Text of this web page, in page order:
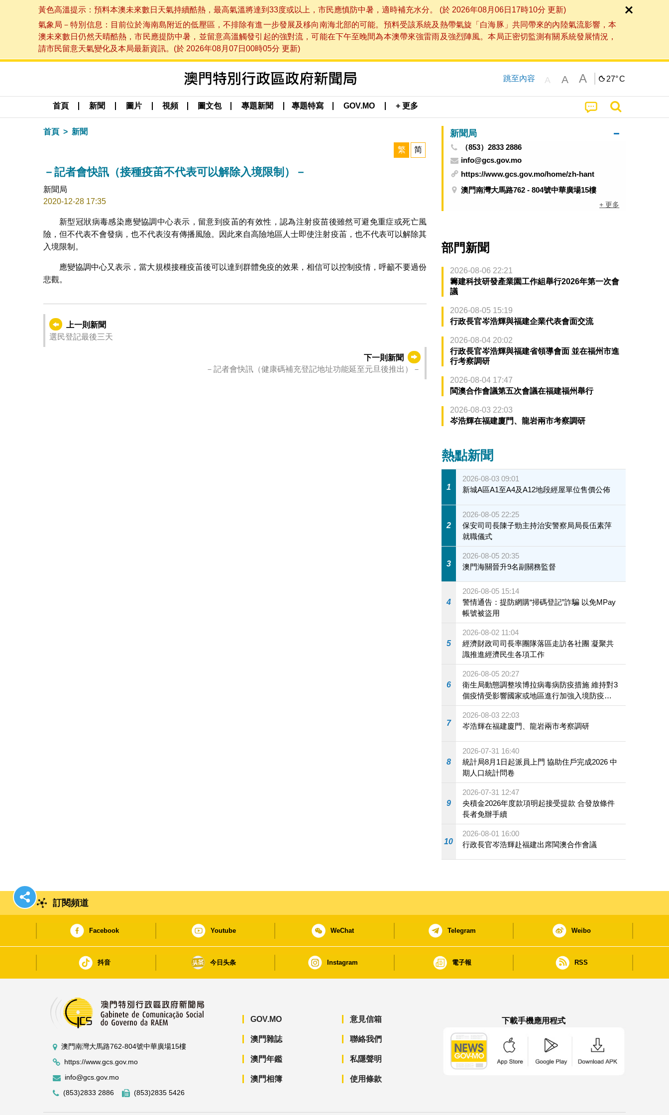
黃色高溫提示：預料本澳未來數日天氣持續酷熱，最高氣溫將達到33度或以上，市民應慎防中暑，適時補充水分。 (於 2026年08月06日17時10分 更新)
氣象局－特別信息：目前位於海南島附近的低壓區，不排除有進一步發展及移向南海北部的可能。預料受該系統及熱帶氣旋「白海豚」共同帶來的內陸氣流影響，本
澳未來數日仍然天晴酷熱，市民應提防中暑，並留意高溫觸發引起的強對流，可能在下午至晚間為本澳帶來強雷雨及強烈陣風。本局正密切監測有關系統發展情況，
請市民留意天氣變化及本局最新資訊。(於 2026年08月07日00時05分 更新)
跳至內容 A A A 27°C
首頁 新聞 圖片 視頻 圖文包 專題新聞 專題特寫 GOV.MO + 更多
首頁 新聞
繁 简
－記者會快訊（接種疫苖不代表可以解除入境限制）－
新聞局
2020-12-28 17:35
新型冠狀病毒感染應變協調中心表示，留意到疫苖的有效性，認為注射疫苗後雖然可避免重症或死亡風
險，但不代表不會發病，也不代表沒有傳播風險。因此來自高險地區人士即使注射疫苖，也不代表可以解除其
入境限制。
應變協調中心又表示，當大規模接種疫苖後可以達到群體免疫的效果，相信可以控制疫情，呼籲不要過份
悲觀。
上一則新聞
選民登記最後三天
下一則新聞
－記者會快訊（健康碼補充登記地址功能延至元旦後推出）－
新聞局
（853）2833 2886
info@gcs.gov.mo
https://www.gcs.gov.mo/home/zh-hant
澳門南灣大馬路762 - 804號中華廣場15樓
+ 更多
部門新聞
2026-08-06 22:21
籌建科技研發產業園工作組舉行2026年第一次會
議
2026-08-05 15:19
行政長官岑浩輝與福建企業代表會面交流
2026-08-04 20:02
行政長官岑浩輝與福建省領導會面 並在福州市進
行考察調研
2026-08-04 17:47
閩澳合作會議第五次會議在福建福州舉行
2026-08-03 22:03
岑浩輝在福建廈門、龍岩兩市考察調研
熱點新聞
1
2026-08-03 09:01
新城A區A1至A4及A12地段經屋單位售價公佈
2
2026-08-05 22:25
保安司司長陳子勁主持治安警察局局長伍素萍
就職儀式
3
2026-08-05 20:35
澳門海關晉升9名副關務監督
4
2026-08-05 15:14
警情通告：提防網購“掃碼登記”詐騙 以免MPay
帳號被盜用
5
2026-08-02 11:04
經濟財政司司長率團隊落區走訪各社團 凝聚共
識推進經濟民生各項工作
6
2026-08-05 20:27
衛生局動態調整埃博拉病毒病防疫措施 維持對3
個疫情受影響國家或地區進行加強入境防疫措
施
7
2026-08-03 22:03
岑浩輝在福建廈門、龍岩兩市考察調研
8
2026-07-31 16:40
統計局8月1日起派員上門 協助住戶完成2026 中
期人口統計問卷
9
2026-07-31 12:47
央積金2026年度款項明起接受提款 合發放條件
長者免辦手續
10
2026-08-01 16:00
行政長官岑浩輝赴福建出席閩澳合作會議
訂閱頻道
Facebook Youtube WeChat Telegram Weibo
抖音 今日头条 Instagram 電子報 RSS
澳門南灣大馬路762-804號中華廣場15樓
https://www.gcs.gov.mo
info@gcs.gov.mo
(853)2833 2886
(853)2835 5426
GOV.MO
澳門雜誌
澳門年鑑
澳門相簿
意見信箱
聯絡我們
私隱聲明
使用條款
下載手機應用程式